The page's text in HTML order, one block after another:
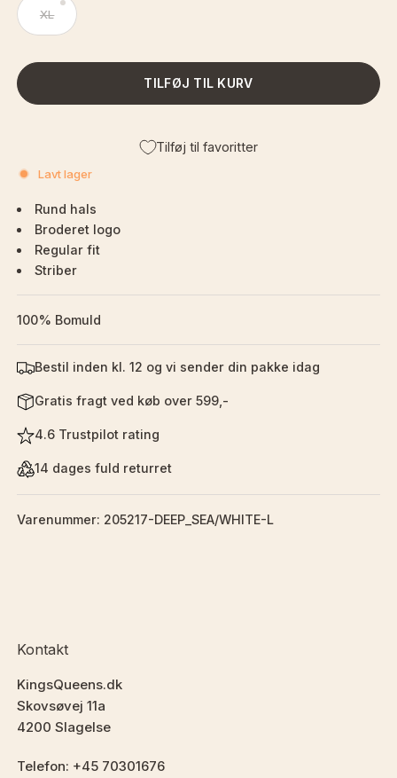
XL
TILFØJ TIL KURV
Tilføj til favoritter
Lavt lager
Rund hals
Broderet logo
Regular fit
Striber
100% Bomuld
Bestil inden kl. 12 og vi sender din pakke idag
Gratis fragt ved køb over 599,-
4.6 Trustpilot rating
14 dages fuld returret
Varenummer: 205217-DEEP_SEA/WHITE-L
Kontakt
KingsQueens.dk
Skovsøvej 11a
4200 Slagelse
Telefon: +45 70301676